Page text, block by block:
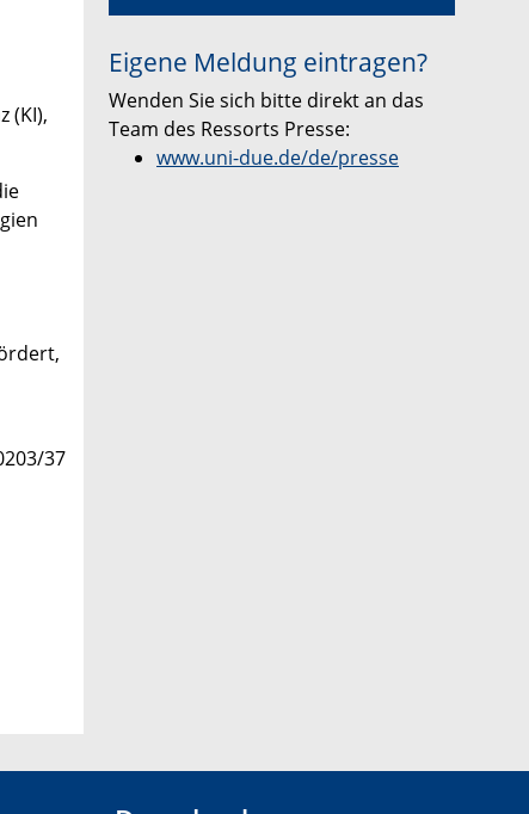
(KI),
37
Eigene Meldung eintragen?
Wenden Sie sich bitte direkt an das
Team des Ressorts Presse:
www.uni-due.de/de/presse